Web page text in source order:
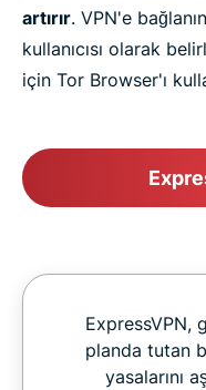
artırır. VPN'e
kullanıcısı olarak
için Tor Browser'ı
ExpressVPN,
planda tutan
yasalarını